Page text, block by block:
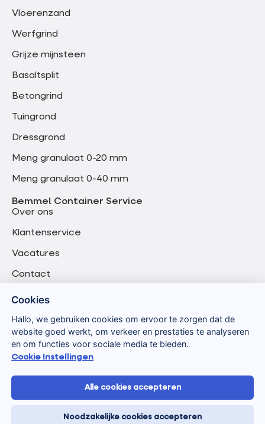
Vloerenzand
Werfgrind
Grijze mijnsteen
Basaltsplit
Betongrind
Tuingrond
Dressgrond
Meng granulaat 0-20 mm
Meng granulaat 0-40 mm
Bemmel Container Service
Over ons
Klantenservice
Vacatures
Contact
Verwerkersovereenkomst
Cookies
Hallo, we gebruiken cookies om ervoor te zorgen dat de
website goed werkt, om verkeer en prestaties te analyseren
en om functies voor sociale media te bieden.
Cookie Instellingen
Alle cookies accepteren
Noodzakelijke cookies accepteren